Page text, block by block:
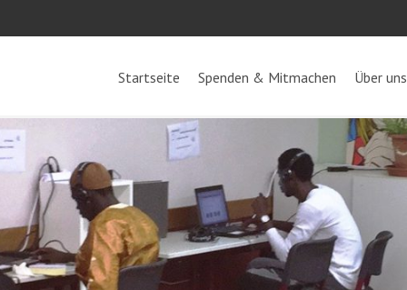
Startseite Spenden & Mitmachen Über uns